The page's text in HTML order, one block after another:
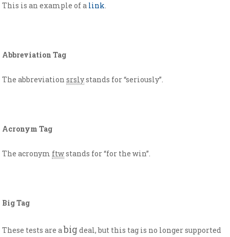
This is an example of a link.
Abbreviation Tag
The abbreviationsrslystands for “seriously”.
Acronym Tag
The acronym ftwstands for “for the win”.
Big Tag
These tests are abig deal, but this tag is no longer supported